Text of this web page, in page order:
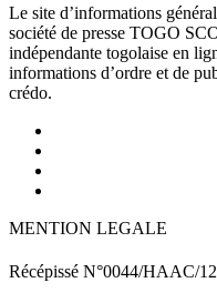
Le site d’informations
société de presse TOGO
indépendante togolaise en
informations d’ordre et de
crédo.
MENTION LEGALE
Récépissé N°0044/HAAC/